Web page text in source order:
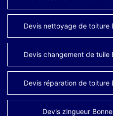
Devis nettoyage de toiture
Devis changement de tuile
Devis réparation de toiture
Devis zingueur